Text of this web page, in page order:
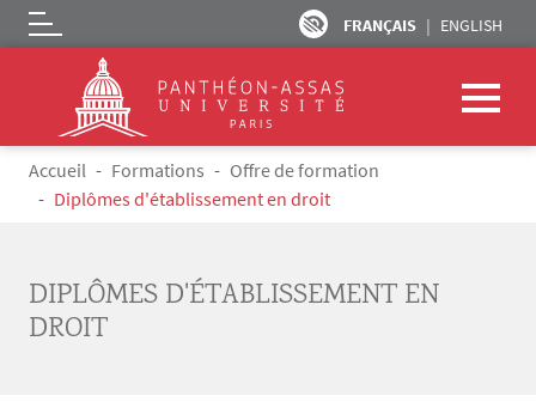
Aller au contenu principal
FRANÇAIS ENGLISH
Logo
Fil d'Ariane
Accueil Formations
Offre de formation
Diplômes d'établissement en droit
DIPLÔMES D'ÉTABLISSEMENT EN
DROIT